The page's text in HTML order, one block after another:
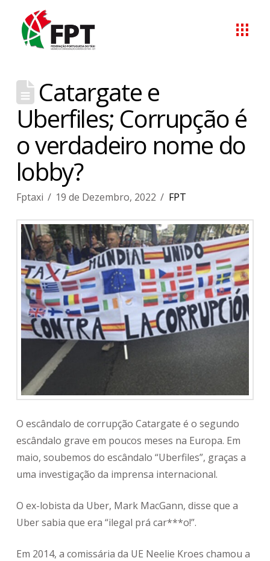
Catargate e
Uberfiles; Corrupção é
o verdadeiro nome do
lobby?
Fptaxi 19 de Dezembro, 2022 FPT
O escândalo de corrupção Catargate é o segundo
escândalo grave em poucos meses na Europa. Em
maio, soubemos do escândalo “Uberfiles”, graças a
uma investigação da imprensa internacional.
O ex-lobista da Uber, Mark MacGann, disse que a
Uber sabia que era “ilegal prá car***o!”.
Em 2014, a comissária da UE Neelie Kroes chamou a